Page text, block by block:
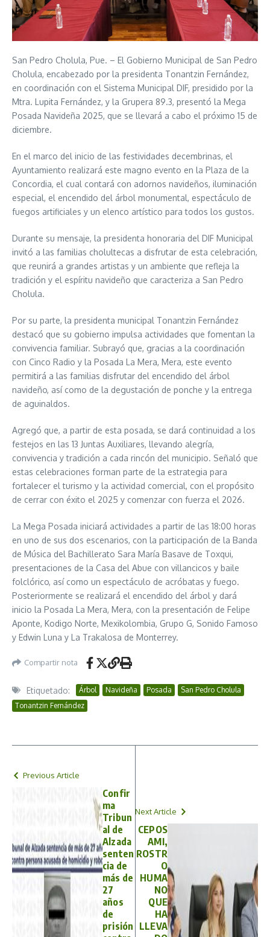
San Pedro Cholula, Pue. – El Gobierno Municipal de San Pedro
Cholula, encabezado por la presidenta Tonantzin Fernández,
en coordinación con el Sistema Municipal DIF, presidido por la
Mtra. Lupita Fernández, y la Grupera 89.3, presentó la Mega
Posada Navideña 2025, que se llevará a cabo el próximo 15 de
diciembre.
En el marco del inicio de las festividades decembrinas, el
Ayuntamiento realizará este magno evento en la Plaza de la
Concordia, el cual contará con adornos navideños, iluminación
especial, el encendido del árbol monumental, espectáculo de
fuegos artificiales y un elenco artístico para todos los gustos.
Durante su mensaje, la presidenta honoraria del DIF Municipal
invitó a las familias cholultecas a disfrutar de esta celebración,
que reunirá a grandes artistas y un ambiente que refleja la
tradición y el espíritu navideño que caracteriza a San Pedro
Cholula.
Por su parte, la presidenta municipal Tonantzin Fernández
destacó que su gobierno impulsa actividades que fomentan la
convivencia familiar. Subrayó que, gracias a la coordinación
con Cinco Radio y la Posada La Mera, Mera, este evento
permitirá a las familias disfrutar del encendido del árbol
navideño, así como de la degustación de ponche y la entrega
de aguinaldos.
Agregó que, a partir de esta posada, se dará continuidad a los
festejos en las 13 Juntas Auxiliares, llevando alegría,
convivencia y tradición a cada rincón del municipio. Señaló que
estas celebraciones forman parte de la estrategia para
fortalecer el turismo y la actividad comercial, con el propósito
de cerrar con éxito el 2025 y comenzar con fuerza el 2026.
La Mega Posada iniciará actividades a partir de las 18:00 horas
en uno de sus dos escenarios, con la participación de la Banda
de Música del Bachillerato Sara María Basave de Toxqui,
presentaciones de la Casa del Abue con villancicos y baile
folclórico, así como un espectáculo de acróbatas y fuego.
Posteriormente se realizará el encendido del árbol y dará
inicio la Posada La Mera, Mera, con la presentación de Felipe
Aponte, Kodigo Norte, Mexikolombia, Grupo G, Sonido Famoso
y Edwin Luna y La Trakalosa de Monterrey.
Compartir nota
Etiquetado: Árbol Navideña Posada
San Pedro Cholula
Tonantzin Fernández
Previous Article
Confir
ma
Tribun
al de
Alzada
senten
cia de
más de
27
años
de
prisión
Next Article
CEPOS
AMI,
ROSTR
O
HUMA
NO
QUE
HA
LLEVA